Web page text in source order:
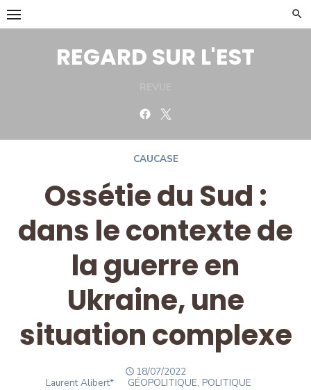
Skip
to
REGARD SUR L'EST
Facebook
CAUCASE
Ossétie du Sud :
dans le contexte de
la guerre en
Ukraine, une
situation complexe
POSTED
ON
18/07/2022
Author
Laurent Alibert* GÉOPOLITIQUE, POLITIQUE